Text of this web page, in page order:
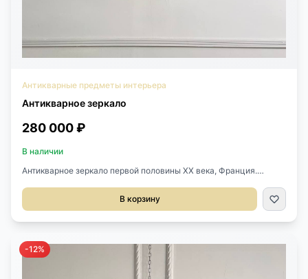
Антикварные предметы интерьера
Антикварное зеркало
280 000 ₽
В наличии
Антикварное зеркало первой половины XX века, Франция.
позолота. Размер 76х88h см.
В корзину
-12%